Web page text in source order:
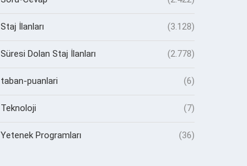
Staj İlanları (3.128)
Süresi Dolan Staj İlanları (2.778)
taban-puanlari (6)
Teknoloji (7)
Yetenek Programları (36)